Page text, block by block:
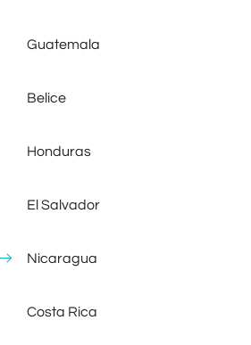
Guatemala
Belice
Honduras
El Salvador
Nicaragua
Costa Rica